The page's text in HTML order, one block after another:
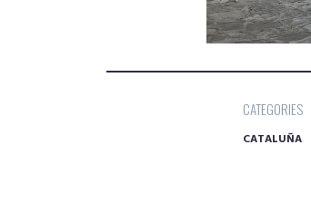
CATEGORIES
CATALUÑA